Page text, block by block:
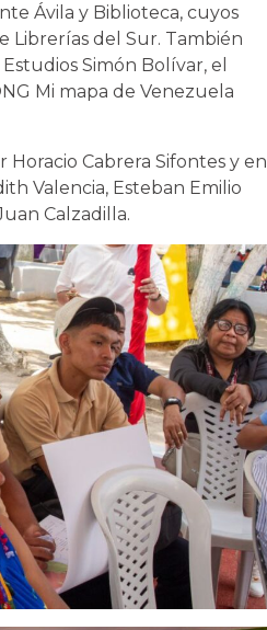
Ávila y Biblioteca, cuyos
Librerías del Sur. También
Simón Bolívar, el
Mi mapa de Venezuela
Cabrera Sifontes y en
Valencia, Esteban Emilio
Calzadilla.